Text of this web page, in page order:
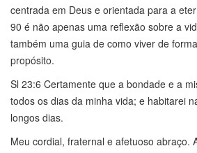
centrada em Deus e orientada para a
90 é não apenas uma reflexão sobre a
também uma guia de como viver de
propósito.
Sl 23:6 Certamente que a bondade e a
todos os dias da minha vida; e habitarei
longos dias.
Meu cordial, fraternal e afetuoso abraço.